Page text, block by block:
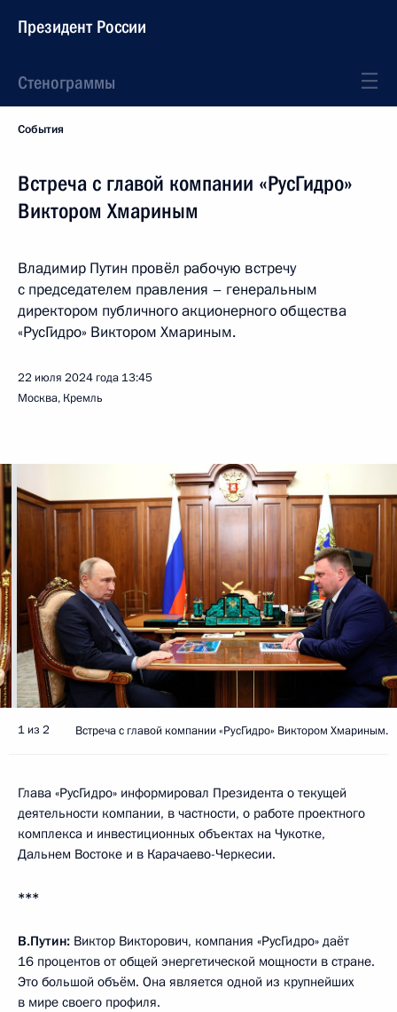
Президент России
Стенограммы
События
Встреча с главой компании «РусГидро»
Виктором Хмариным
Владимир Путин провёл рабочую встречу
с председателем правления – генеральным
директором публичного акционерного общества
«РусГидро» Виктором Хмариным.
22 июля 2024 года 13:45
Москва, Кремль
1 из 2 Встреча с главой компании «РусГидро» Виктором Хмариным.
Глава «РусГидро» информировал Президента о текущей
деятельности компании, в частности, о работе проектного
комплекса и инвестиционных объектах на Чукотке,
Дальнем Востоке и в Карачаево-Черкесии.
***
В.Путин: Виктор Викторович, компания «РусГидро» даёт
16 процентов от общей энергетической мощности в стране.
Это большой объём. Она является одной из крупнейших
в мире своего профиля.